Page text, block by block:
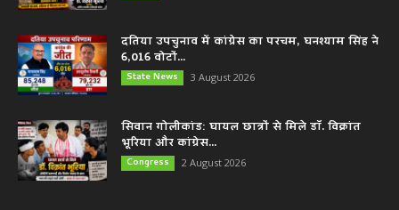
दतिया उपचुनाव में कांग्रेस का परचम, घनश्याम सिंह ने
6,016 वोटों...
State News 3 August 2026
सिवान गोलीकांड: घायल छात्रों से मिले डॉ. विक्रांत
भूरिया और कांग्रेस...
Congress 2 August 2026